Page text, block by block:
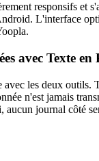
responsifs et
L'interface
avec Texte
avec les deux
n'est jamais
journal côté